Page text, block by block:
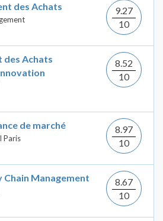
des Achats
9.27
10
des Achats
8.52
10
de marché
Paris
8.97
10
Chain Management
8.67
10